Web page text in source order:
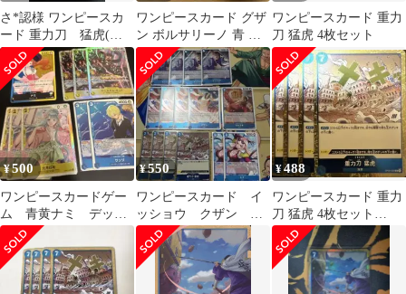
さ*認様 ワンピースカ
ード 重力刀 猛虎(パ
ラレル)OP06-058
ワンピースカード グザ
ン ボルサリーノ 青 デ
ッキパーツ 14点 まとめ
売り
ワンピースカード 重力
刀 猛虎 4枚セット
¥500
ワンピースカードゲー
ム 青黄ナミ デッキ
パーツまとめ品
¥550
ワンピースカード イ
ッショウ クザン サ
カズキ 重力刀猛虎
ヒナ まとめ売り
¥488
ワンピースカード 重力
刀 猛虎 4枚セット
OP06-058